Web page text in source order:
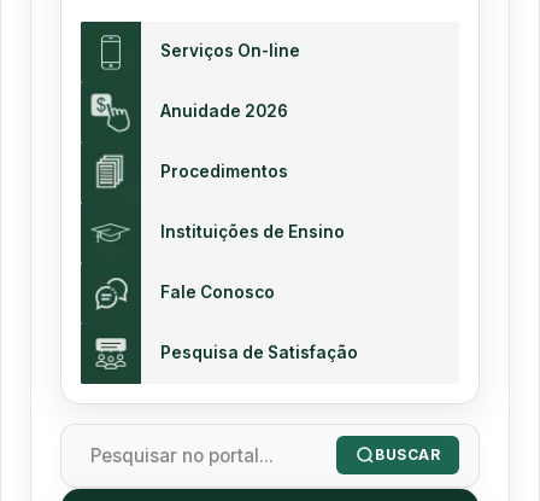
Serviços On-line
Anuidade 2026
Procedimentos
Instituições de Ensino
Fale Conosco
Pesquisa de Satisfação
BUSCAR